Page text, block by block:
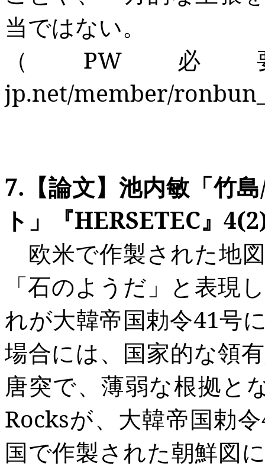
当ではない。
（ PW 必
jp.net/member/
7. 【論文】池内敏「竹島
ト」『HERSETEC』
欧米で作製された地
「石のようだ」と表現
れが大韓帝国勅令41号
場合には、国家的な領
唐突で、薄弱な根拠と
Rocksが、大韓帝国勅令
国で作製された朝鮮図